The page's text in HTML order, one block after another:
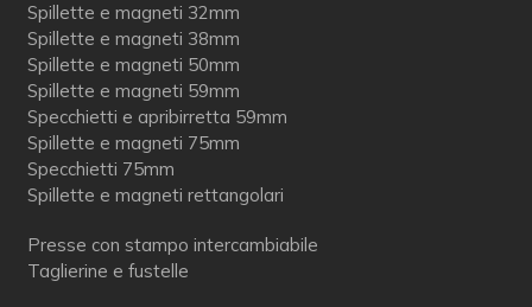
Spillette e magneti 32mm
Spillette e magneti 38mm
Spillette e magneti 50mm
Spillette e magneti 59mm
Specchietti e apribirretta 59mm
Spillette e magneti 75mm
Specchietti 75mm
Spillette e magneti rettangolari
Presse con stampo intercambiabile
Taglierine e fustelle